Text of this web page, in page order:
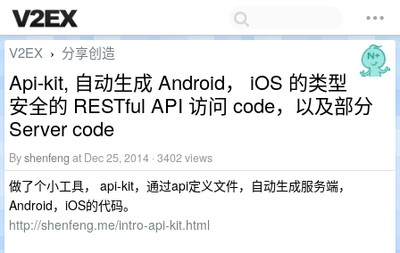
V2EX › 分享创造
Api-kit, 自动生成 Android， iOS 的类型
安全的 RESTful API 访问 code，以及部分
Server code
Byshenfeng at Dec 25, 2014 · 3402 views
做了个小工具， api-kit，通过api定义文件，自动生成服务端，
Android，iOS的代码。
http://shenfeng.me/intro-api-kit.html